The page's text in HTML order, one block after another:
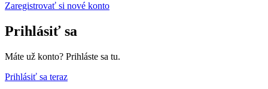
Zaregistrovať si nové konto
Prihlásiť sa
Máte už konto? Prihláste sa tu.
Prihlásiť sa teraz